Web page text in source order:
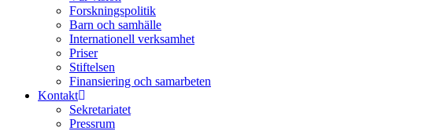
Forskningspolitik
Barn och samhälle
Internationell verksamhet
Priser
Stiftelsen
Finansiering och samarbeten
Kontakt
Sekretariatet
Pressrum